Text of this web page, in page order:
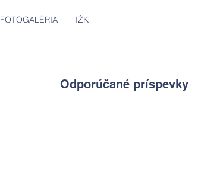
FOTOGALÉRIA IŽK
Odporúčané príspevky